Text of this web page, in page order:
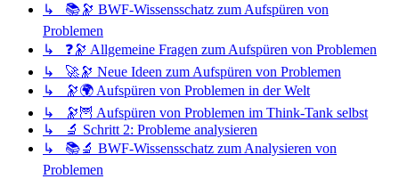
↳ 📚🔭 BWF-Wissensschatz zum Aufspüren von
Problemen
↳ ❓🔭 Allgemeine Fragen zum Aufspüren von Problemen
↳ 🚀🔭 Neue Ideen zum Aufspüren von Problemen
↳ 🔭🌍 Aufspüren von Problemen in der Welt
↳ 🔭🦉 Aufspüren von Problemen im Think-Tank selbst
↳ 🔬 Schritt 2: Probleme analysieren
↳ 📚🔬 BWF-Wissensschatz zum Analysieren von
Problemen